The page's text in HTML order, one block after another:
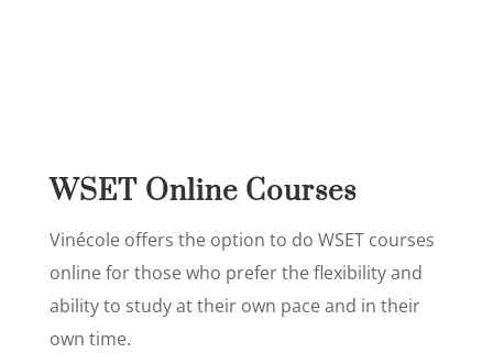
WSET Online Courses
Vinécole offers the option to do WSET courses
online for those who prefer the flexibility and
ability to study at their own pace and in their
own time.